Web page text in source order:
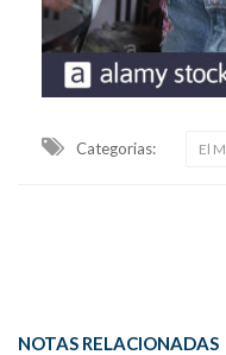
Categorias: El
NOTAS RELACIONADAS